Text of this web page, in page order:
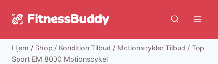
Hjem / Shop / Kondition Tilbud / Motionscykler Tilbud / Top
Sport EM 8000 Motionscykel